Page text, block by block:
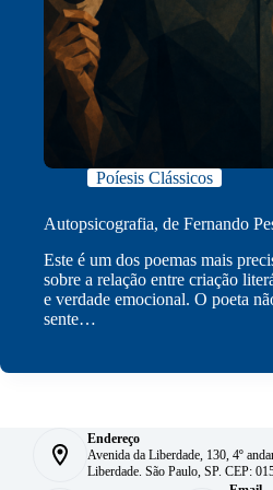
Poíesis Clássicos
Autopsicografia, de Fernando
Este é um dos poemas mais
sobre a relação entre criação
e verdade emocional. O poeta
sente…
Endereço
Avenida da Liberdade, 130, 4º
Liberdade. São Paulo, SP. CEP: